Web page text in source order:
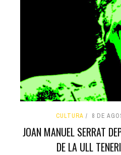
CULTURA 8 DE
JOAN MANUEL SERRAT
DE LA ULL